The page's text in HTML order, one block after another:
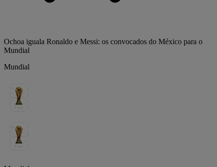
Ochoa iguala Ronaldo e Messi: os convocados do México para o
Mundial
Mundial